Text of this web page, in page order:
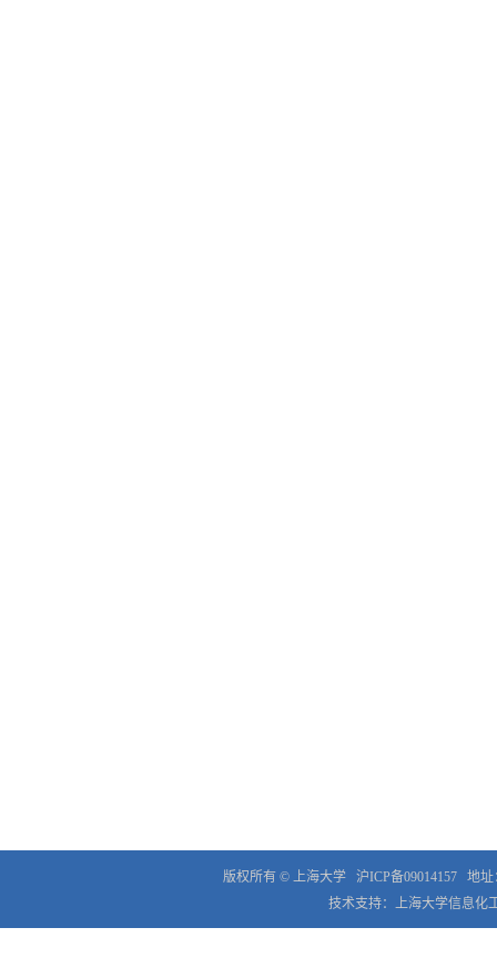
版权所有 © 上海大学 沪ICP备09014157
地址
技术支持： 上海大学信息